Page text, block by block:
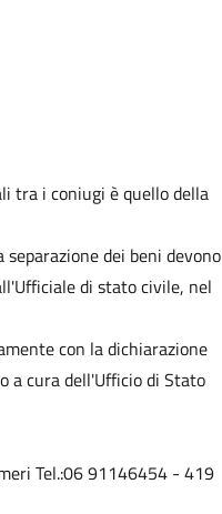
tra i coniugi è quello della
dei beni devono
di stato civile, nel
con la dichiarazione
cura dell'Ufficio di Stato
Tel.:06 91146454 - 419